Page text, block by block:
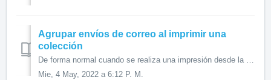
Agrupar envíos de correo al imprimir una
colección
De forma normal cuando se realiza una impresión desde la colección y se envía por correo, el ERP genera un único fichero PDF con todos los registros que ten...
Mie, 4 May, 2022 a 6:12 P. M.